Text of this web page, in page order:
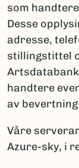
som
Desse
adresse,
stillingstittel
handtere
av
Våre
Azure-sky, i